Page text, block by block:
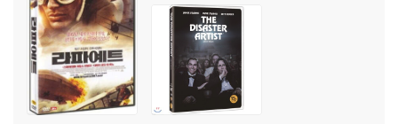
관련 사진과 동영상 및 재생 기기 모델명을 첨부하여 첨부하여 고객센터에
문의 바랍니다.
2) 사양 오인지, 오 구매, 변심 사유로의 반품은 제품 개봉 전에만 운임비
부담 후 처리 가능합니다.
3) 스틸북 한정판, 초회 한정판의 경우 제작 수량이 한정되어 있고, 택배
이동 과정에서의 손상이 발생하면, 재 판매가 어려우므로 신중한 구매 선